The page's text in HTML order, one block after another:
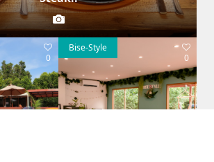
0
Bise-Style
0